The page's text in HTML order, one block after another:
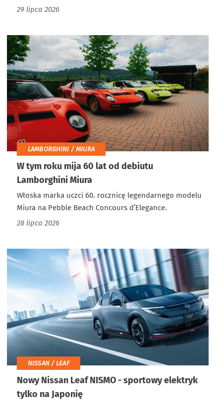
29 lipca 2026
LAMBORGHINI / MIURA
W tym roku mija 60 lat od debiutu
Lamborghini Miura
Włoska marka uczci 60. rocznicę legendarnego modelu
Miura na Pebble Beach Concours d’Elegance.
28 lipca 2026
NISSAN / LEAF
Nowy Nissan Leaf NISMO - sportowy elektryk
tylko na Japonię